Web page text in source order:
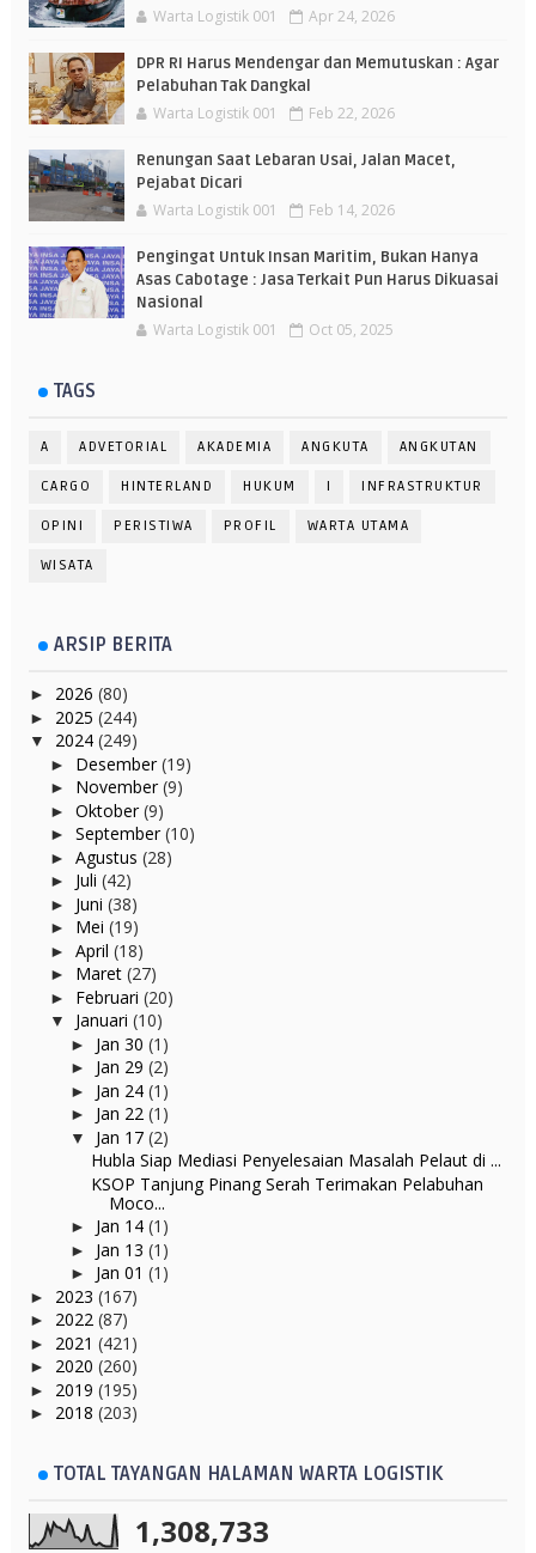
Warta Logistik 001 Apr 24, 2026
DPR RI Harus Mendengar dan Memutuskan : Agar
Pelabuhan Tak Dangkal
Warta Logistik 001 Feb 22, 2026
Renungan Saat Lebaran Usai, Jalan Macet,
Pejabat Dicari
Warta Logistik 001 Feb 14, 2026
Pengingat Untuk Insan Maritim, Bukan Hanya
Asas Cabotage : Jasa Terkait Pun Harus Dikuasai
Nasional
Warta Logistik 001 Oct 05, 2025
TAGS
A ADVETORIAL AKADEMIA ANGKUTA ANGKUTAN
CARGO HINTERLAND HUKUM I INFRASTRUKTUR
OPINI PERISTIWA PROFIL WARTA UTAMA
WISATA
ARSIP BERITA
► 2026 (80)
► 2025 (244)
▼ 2024 (249)
► Desember(19)
► November(9)
► Oktober(9)
► September(10)
► Agustus (28)
► Juli (42)
► Juni (38)
► Mei (19)
► April (18)
► Maret (27)
► Februari (20)
▼ Januari (10)
► Jan 30 (1)
► Jan 29 (2)
► Jan 24 (1)
► Jan 22 (1)
▼ Jan 17 (2)
Hubla Siap Mediasi Penyelesaian Masalah Pelaut di ...
KSOP Tanjung Pinang Serah Terimakan Pelabuhan
Moco...
► Jan 14 (1)
► Jan 13 (1)
► Jan 01 (1)
► 2023 (167)
► 2022 (87)
► 2021 (421)
► 2020 (260)
► 2019 (195)
► 2018 (203)
TOTAL TAYANGAN HALAMAN WARTA LOGISTIK
1,308,733